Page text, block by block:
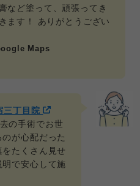
など塗って、頑張ってき
ます！ ありがとうござい
Maps
三丁目院
の手術でお世
が心配だった
たくさん見せ
で安心して施